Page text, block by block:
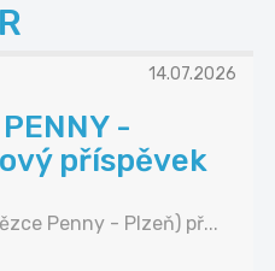
14.07.2026
-
příspěvek
Penny - Plzeň) př...